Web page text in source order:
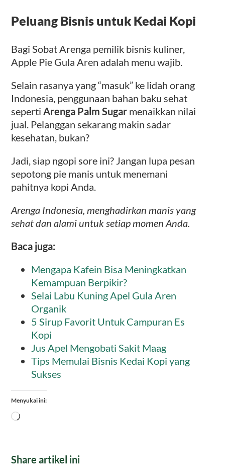
Peluang Bisnis untuk Kedai Kopi
Bagi Sobat Arenga pemilik bisnis kuliner,
Apple Pie Gula Aren adalah menu wajib.
Selain rasanya yang “masuk” ke lidah orang
Indonesia, penggunaan bahan baku sehat
sepertiArenga Palm Sugar menaikkan nilai
jual. Pelanggan sekarang makin sadar
kesehatan, bukan?
Jadi, siap ngopi sore ini? Jangan lupa pesan
sepotong pie manis untuk menemani
pahitnya kopi Anda.
Arenga Indonesia, menghadirkan manis yang
sehat dan alami untuk setiap momen Anda.
Baca juga:
Mengapa Kafein Bisa Meningkatkan
Kemampuan Berpikir?
Selai Labu Kuning Apel Gula Aren
Organik
5 Sirup Favorit Untuk Campuran Es
Kopi
Jus Apel Mengobati Sakit Maag
Tips Memulai Bisnis Kedai Kopi yang
Sukses
Menyukai ini:
Memuat...
Share artikel ini